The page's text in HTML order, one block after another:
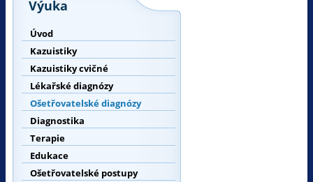
Výuka
Úvod
Kazuistiky
Kazuistiky cvičné
Lékařské diagnózy
Ošetřovatelské diagnózy
Diagnostika
Terapie
Edukace
Ošetřovatelské postupy